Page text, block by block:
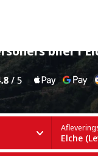
biler i
Elche